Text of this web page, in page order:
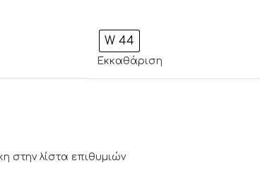
W 44
Εκκαθάριση
στην λίστα επιθυμιών